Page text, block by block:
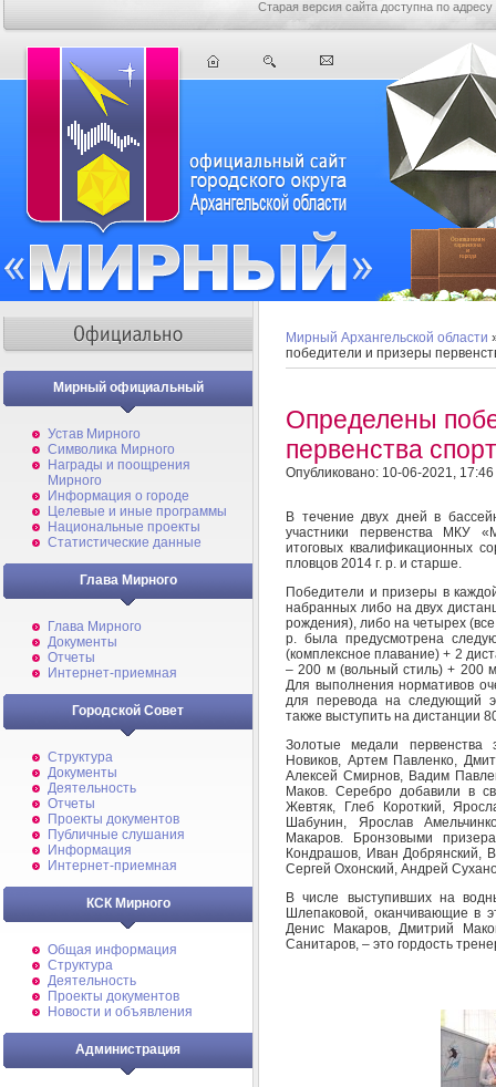
Старая версия сайта доступна по адресу
Мирный официальный
Устав Мирного
Символика Мирного
Награды и поощрения
Мирного
Информация о городе
Целевые и иные программы
Национальные проекты
Статистические данные
Глава Мирного
Глава Мирного
Документы
Отчеты
Интернет-приемная
Городской Совет
Структура
Документы
Деятельность
Отчеты
Проекты документов
Публичные слушания
Информация
Интернет-приемная
КСК Мирного
Общая информация
Структура
Деятельность
Проекты документов
Новости и объявления
Администрация
Мирный Архангельской области
победители и призеры
Определены
первенства
Опубликовано: 10-06-2021, 17:46
В течение двух дней в
участники первенства МКУ
итоговых квалификационных
пловцов 2014 г. р. и старше.
Победители и призеры в
набранных либо на двух
рождения), либо на четырех
р. была предусмотрена
(комплексное плавание) + 2
– 200 м (вольный стиль) + 200
Для выполнения нормативов
для перевода на следующий
также выступить на дистанции
Золотые медали
Новиков, Артем Павленко,
Алексей Смирнов, Вадим
Маков. Серебро добавили в
Жевтяк, Глеб Короткий,
Шабунин, Ярослав
Макаров. Бронзовыми
Кондрашов, Иван Добрянский,
Сергей Охонский, Андрей
В числе выступивших на
Шлепаковой, оканчивающие в
Денис Макаров, Дмитрий
Санитаров, – это гордость